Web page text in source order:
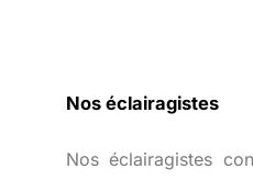
Nos éclairagistes
Nos éclairagistes